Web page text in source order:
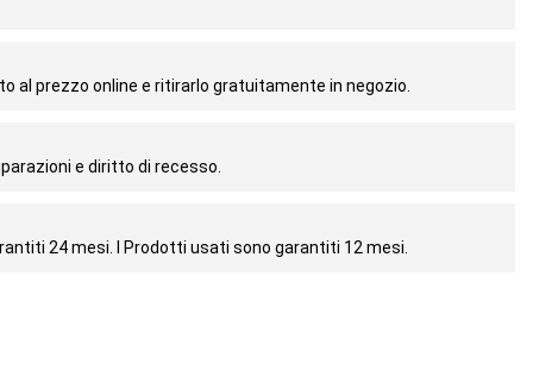
al prezzo online e ritirarlo gratuitamente in negozio.
e diritto di recesso.
24 mesi. I Prodotti usati sono garantiti 12 mesi.